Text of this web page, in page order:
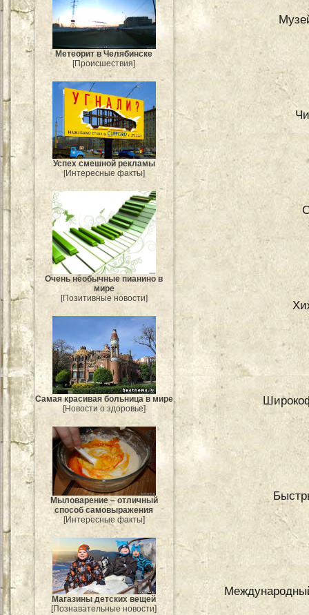
Метеорит в Челябинске
[Происшествия]
Успех смешной рекламы
[Интересные факты]
Очень необычные пианино в
мире
[Позитивные новости]
Самая красивая больница в мире
[Новости о здоровье]
Мыловарение – отличный
способ самовыражения
[Интересные факты]
Магазины детских вещей
[Познавательные новости]